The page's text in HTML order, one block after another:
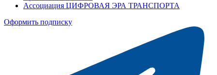
Ассоциация ЦИФРОВАЯ ЭРА ТРАНСПОРТА
Оформить подписку